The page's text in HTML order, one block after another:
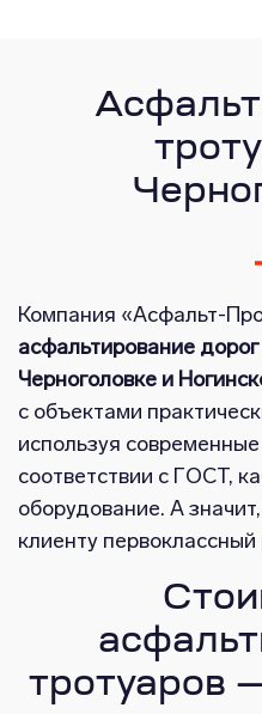
Компания «Асфальт-
асфальтирование
Черноголовке и
с объектами
используя
соответствии с ГОСТ,
оборудование. А
клиенту первоклассный
тротуаров